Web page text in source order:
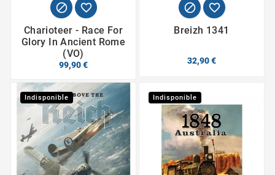
 
Charioteer - Race For
Glory In Ancient Rome
(VO)
99,90 €
 
Breizh 1341
32,90 €
Indisponible Indisponible